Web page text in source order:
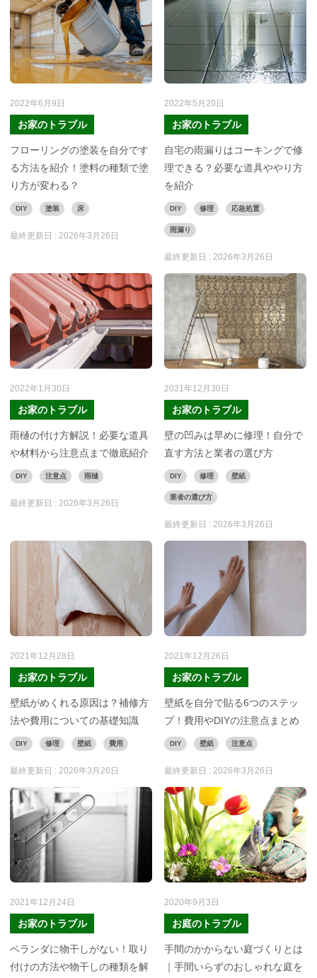
2022年6月9日
お家のトラブル
フローリングの塗装を自分です
る方法を紹介！塗料の種類で塗
り方が変わる？
DIY 塗装 床
最終更新日 : 2026年3月26日
2022年5月20日
お家のトラブル
自宅の雨漏りはコーキングで修
理できる？必要な道具ややり方
を紹介
DIY 修理 応急処置
雨漏り
最終更新日 :2026年3月26日
2022年1月30日
お家のトラブル
雨樋の付け方解説！必要な道具
や材料から注意点まで徹底紹介
DIY 注意点 雨樋
最終更新日 : 2026年3月26日
2021年12月30日
お家のトラブル
壁の凹みは早めに修理！自分で
直す方法と業者の選び方
DIY 修理 壁紙
業者の選び方
最終更新日 :2026年3月26日
2021年12月28日
お家のトラブル
壁紙がめくれる原因は？補修方
法や費用についての基礎知識
DIY 修理 壁紙 費用
最終更新日 : 2026年3月26日
2021年12月26日
お家のトラブル
壁紙を自分で貼る6つのステッ
プ！費用やDIYの注意点まとめ
DIY 壁紙 注意点
最終更新日 : 2026年3月26日
2021年12月24日
お家のトラブル
ベランダに物干しがない！取り
付けの方法や物干しの種類を解
2020年9月3日
お庭のトラブル
手間のかからない庭づくりとは
｜手間いらずのおしゃれな庭を